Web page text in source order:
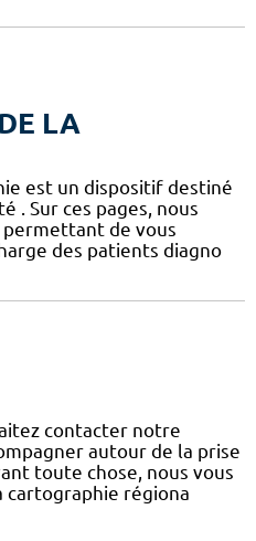
LA
est un dispositif destiné
. Sur ces pages, nous
permettant de vous
des patients diagno
contacter notre
autour de la prise
toute chose, nous vous
cartographie régiona